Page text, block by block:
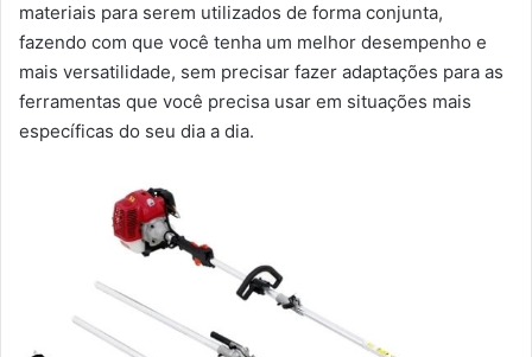
materiais para serem utilizados de forma conjunta,
fazendo com que você tenha um melhor desempenho e
mais versatilidade, sem precisar fazer adaptações para as
ferramentas que você precisa usar em situações mais
específicas do seu dia a dia.